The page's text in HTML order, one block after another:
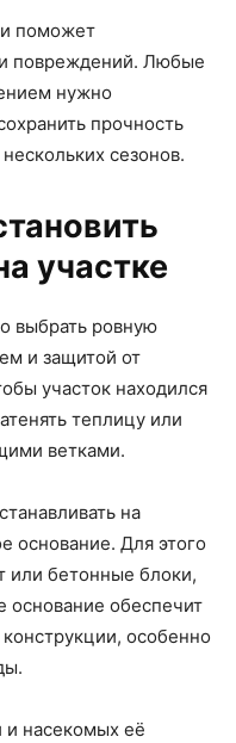
поможет
повреждений. Любые
нужно
прочность
сезонов.
участке
выбрать ровную
и защитой от
участок находился
теплицу или
ветками.
на
основание. Для этого
или бетонные блоки,
основание обеспечит
особенно
и насекомых её